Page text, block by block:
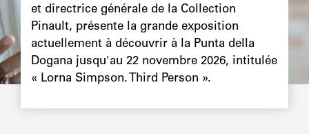
et directrice générale de la Collection
Pinault, présente la grande exposition
actuellement à découvrir à la Punta della
Dogana jusqu'au 22 novembre 2026, intitulée
« Lorna Simpson. Third Person ».